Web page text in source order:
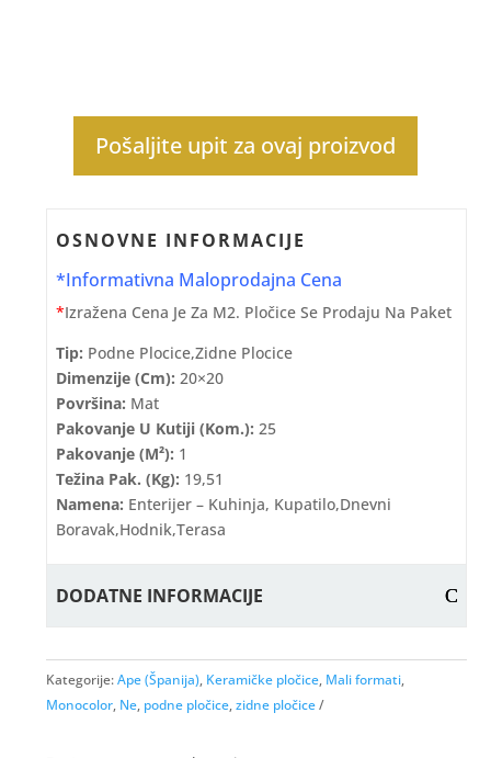
Pošaljite upit za ovaj proizvod
OSNOVNE INFORMACIJE
*Informativna Maloprodajna Cena
*Izražena Cena Je Za M2. Pločice Se Prodaju Na Paket
Tip: Podne Plocice,zidne Plocice
Dimenzije (cm): 20×20
Površina: Mat
Pakovanje U Kutiji (kom.): 25
Pakovanje (m²): 1
Težina Pak. (kg): 19,51
Namena: Enterijer – Kuhinja, Kupatilo,dnevni
Boravak,hodnik,terasa
DODATNE INFORMACIJE
Kategorije:Ape (Španija), Keramičke pločice, Mali formati,
Monocolor, Ne, podne pločice,zidne pločice